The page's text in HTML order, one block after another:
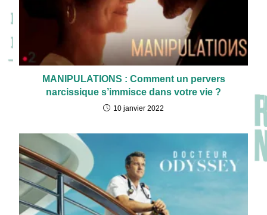
MANIPULATIONS : Comment un pervers
narcissique s’immisce dans votre vie ?
10 janvier 2022